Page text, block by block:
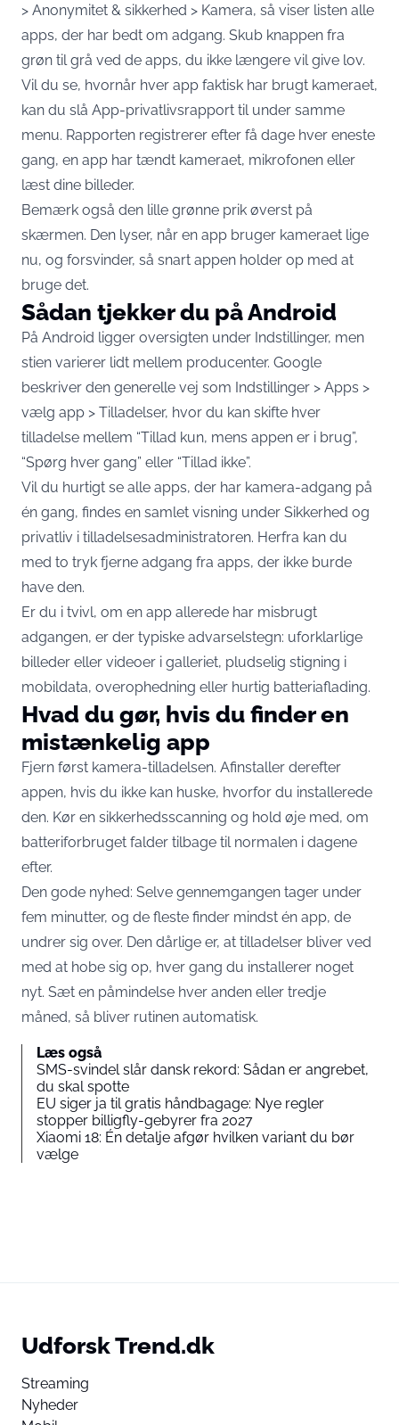
> Anonymitet & sikkerhed > Kamera, så viser listen alle
apps, der har bedt om adgang. Skub knappen fra
grøn til grå ved de apps, du ikke længere vil give lov.
Vil du se, hvornår hver app faktisk har brugt kameraet,
kan du slå App-privatlivsrapport til under samme
menu. Rapporten registrerer efter få dage hver eneste
gang, en app har tændt kameraet, mikrofonen eller
læst dine billeder.
Bemærk også den lille grønne prik øverst på
skærmen. Den lyser, når en app bruger kameraet lige
nu, og forsvinder, så snart appen holder op med at
bruge det.
Sådan tjekker du på Android
På Android ligger oversigten under Indstillinger, men
stien varierer lidt mellem producenter. Google
beskriver den generelle vej som Indstillinger > Apps >
vælg app > Tilladelser, hvor du kan skifte hver
tilladelse mellem “Tillad kun, mens appen er i brug”,
“Spørg hver gang” eller “Tillad ikke”.
Vil du hurtigt se alle apps, der har kamera-adgang på
én gang, findes en samlet visning under Sikkerhed og
privatliv i tilladelsesadministratoren. Herfra kan du
med to tryk fjerne adgang fra apps, der ikke burde
have den.
Er du i tvivl, om en app allerede har misbrugt
adgangen, er der typiske advarselstegn: uforklarlige
billeder eller videoer i galleriet, pludselig stigning i
mobildata, overophedning eller hurtig batteriaflading.
Hvad du gør, hvis du finder en
mistænkelig app
Fjern først kamera-tilladelsen. Afinstaller derefter
appen, hvis du ikke kan huske, hvorfor du installerede
den. Kør en sikkerhedsscanning og hold øje med, om
batteriforbruget falder tilbage til normalen i dagene
efter.
Den gode nyhed: Selve gennemgangen tager under
fem minutter, og de fleste finder mindst én app, de
undrer sig over. Den dårlige er, at tilladelser bliver ved
med at hobe sig op, hver gang du installerer noget
nyt. Sæt en påmindelse hver anden eller tredje
måned, så bliver rutinen automatisk.
Læs også
SMS-svindel slår dansk rekord: Sådan er angrebet,
du skal spotte
EU siger ja til gratis håndbagage: Nye regler
stopper billigfly-gebyrer fra 2027
Xiaomi 18: Én detalje afgør hvilken variant du bør
vælge
Udforsk Trend.dk
Streaming
Nyheder